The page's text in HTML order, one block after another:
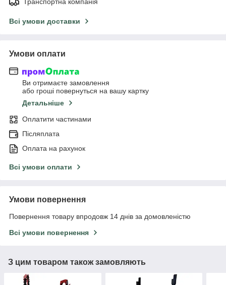
Всі умови доставки
Умови оплати
Ви отримаєте замовлення
або гроші повернуться на вашу картку
Детальніше
Оплатити частинами
Післяплата
Оплата на рахунок
Всі умови оплати
Умови повернення
Повернення товару впродовж 14 днів за домовленістю
Всі умови повернення
З цим товаром також замовляють